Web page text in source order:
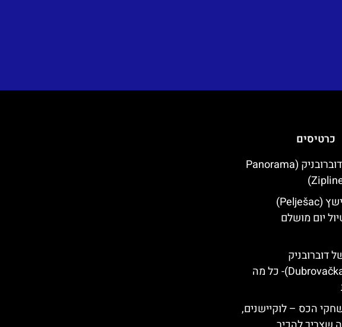
כרטיסים
האומגה של דוברובניק (Panorama
חצי האי פליישץ (Pelješac)
יום מושלם
דוברובניק
(Dubrovačka sinagoga)- כל מה
הכס – לוקיישנים,